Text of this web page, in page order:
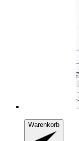
Warenkorb